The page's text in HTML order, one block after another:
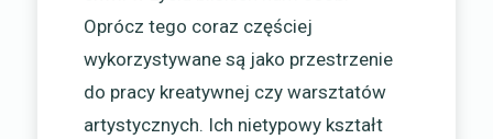
Oprócz tego coraz częściej
wykorzystywane są jako przestrzenie
do pracy kreatywnej czy warsztatów
artystycznych. Ich nietypowy kształt